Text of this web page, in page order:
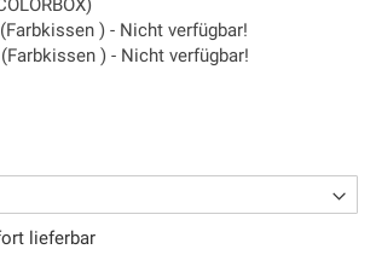
) - Nicht verfügbar!
) - Nicht verfügbar!
lieferbar